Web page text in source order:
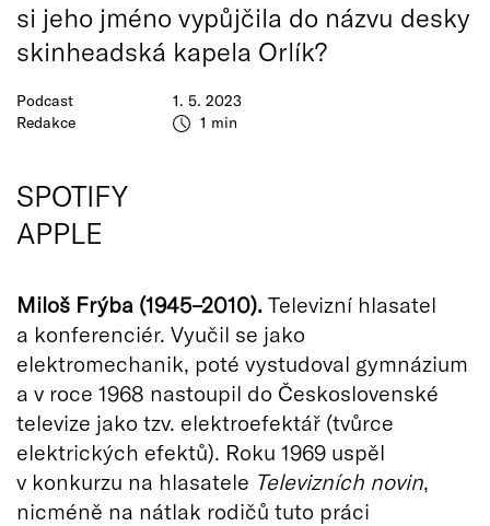
Podcast
Redakce
1. 5. 2023
1 min
si jeho jméno vypůjčila do názvu desky
skinheadská kapela Orlík?
SPOTIFY
APPLE
Miloš Frýba (1945–2010). Televizní hlasatel
a konferenciér. Vyučil se jako
elektromechanik, poté vystudoval gymnázium
a v roce 1968 nastoupil do Československé
televize jako tzv. elektroefektář (tvůrce
elektrických efektů). Roku 1969 uspěl
v konkurzu na hlasatele Televizních novin,
nicméně na nátlak rodičů tuto práci